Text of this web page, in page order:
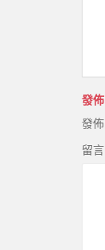
發
發
留言